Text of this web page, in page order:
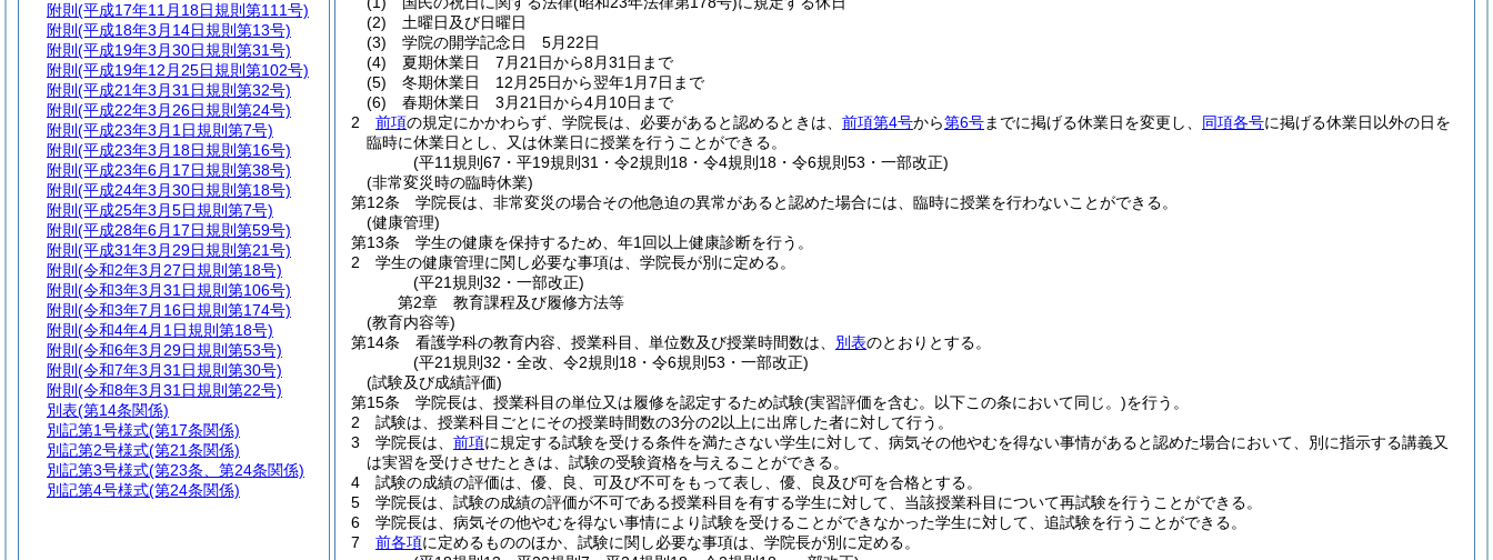
(2)
土曜日及び日曜日
(3)
学院の開学記念日 5月22日
(4)
夏期休業日 7月21日から8月31日まで
(5)
冬期休業日 12月25日から翌年1月7日まで
(6)
春期休業日 3月21日から4月10日まで
2
前項の規定にかかわらず、学院長は、必要があると認めるときは、 前項第4号から第6号までに掲げる休業日を変更し、 同項各号に掲げる休業日以外の日を
臨時に休業日とし、又は休業日に授業を行うことができる。
(平11規則67・平19規則31・令2規則18・令4規則18・令6規則53・一部改正)
(非常変災時の臨時休業)
第12条
学院長は、非常変災の場合その他急迫の異常があると認めた場合には、臨時に授業を行わないことができる。
(健康管理)
第13条
学生の健康を保持するため、年1回以上健康診断を行う。
2
学生の健康管理に関し必要な事項は、学院長が別に定める。
(平21規則32・一部改正)
第2章
教育課程及び履修方法等
(教育内容等)
第14条
看護学科の教育内容、授業科目、単位数及び授業時間数は、 別表のとおりとする。
(平21規則32・全改、令2規則18・令6規則53・一部改正)
(試験及び成績評価)
第15条
学院長は、授業科目の単位又は履修を認定するため試験(実習評価を含む。以下この条において同じ。)を行う。
2
試験は、授業科目ごとにその授業時間数の3分の2以上に出席した者に対して行う。
3
学院長は、 前項に規定する試験を受ける条件を満たさない学生に対して、病気その他やむを得ない事情があると認めた場合において、別に指示する講義又
は実習を受けさせたときは、試験の受験資格を与えることができる。
4
試験の成績の評価は、優、良、可及び不可をもって表し、優、良及び可を合格とする。
5
学院長は、試験の成績の評価が不可である授業科目を有する学生に対して、当該授業科目について再試験を行うことができる。
6
学院長は、病気その他やむを得ない事情により試験を受けることができなかった学生に対して、追試験を行うことができる。
7
前各項に定めるもののほか、試験に関し必要な事項は、学院長が別に定める。
附則 (平成17年11月18日規則第111号)
附則 (平成18年3月14日規則第13号)
附則 (平成19年3月30日規則第31号)
附則 (平成19年12月25日規則第102号)
附則 (平成21年3月31日規則第32号)
附則 (平成22年3月26日規則第24号)
附則 (平成23年3月1日規則第7号)
附則 (平成23年3月18日規則第16号)
附則 (平成23年6月17日規則第38号)
附則 (平成24年3月30日規則第18号)
附則 (平成25年3月5日規則第7号)
附則 (平成28年6月17日規則第59号)
附則 (平成31年3月29日規則第21号)
附則 (令和2年3月27日規則第18号)
附則 (令和3年3月31日規則第106号)
附則 (令和3年7月16日規則第174号)
附則 (令和4年4月1日規則第18号)
附則 (令和6年3月29日規則第53号)
附則 (令和7年3月31日規則第30号)
附則 (令和8年3月31日規則第22号)
別表(第14条関係)
別記第1号様式(第17条関係)
別記第2号様式(第21条関係)
別記第3号様式(第23条、第24条関係)
別記第4号様式(第24条関係)